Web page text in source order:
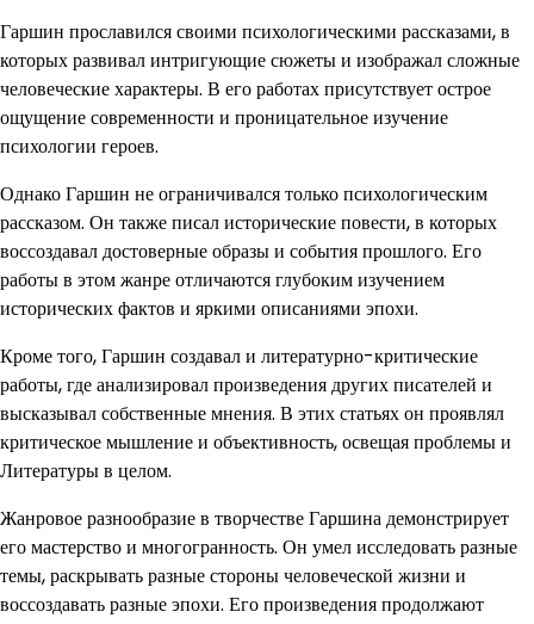
Гаршин прославился своими психологическими рассказами, в
которых развивал интригующие сюжеты и изображал сложные
человеческие характеры. В его работах присутствует острое
ощущение современности и проницательное изучение
психологии героев.
Однако Гаршин не ограничивался только психологическим
рассказом. Он также писал исторические повести, в которых
воссоздавал достоверные образы и события прошлого. Его
работы в этом жанре отличаются глубоким изучением
исторических фактов и яркими описаниями эпохи.
Кроме того, Гаршин создавал и литературно-критические
работы, где анализировал произведения других писателей и
высказывал собственные мнения. В этих статьях он проявлял
критическое мышление и объективность, освещая проблемы и
Литературы в целом.
Жанровое разнообразие в творчестве Гаршина демонстрирует
его мастерство и многогранность. Он умел исследовать разные
темы, раскрывать разные стороны человеческой жизни и
воссоздавать разные эпохи. Его произведения продолжают